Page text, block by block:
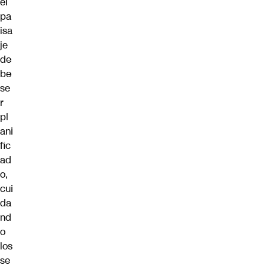
pa
isa
je
de
be
se
r
pl
ani
fic
ad
o,
cui
da
nd
o
los
se